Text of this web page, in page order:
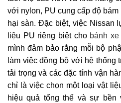
với nylon, PU cung cấp độ
hại sàn. Đặc biệt, việc Nissan
liệu PU riêng biệt cho bánh
mình đảm bảo rằng mỗi bộ
làm việc đồng bộ với hệ thống
tải trọng và các đặc tính vận
chỉ là việc chọn một loại vật
hiệu quả tổng thể và sự bền